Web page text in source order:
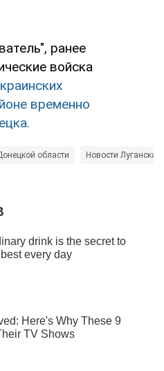
ранее
войска
временно
области Новости Луганска